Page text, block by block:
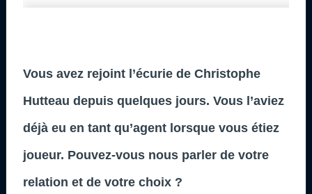
Vous avez rejoint l’écurie de Christophe
Hutteau depuis quelques jours. Vous l’aviez
déjà eu en tant qu’agent lorsque vous étiez
joueur. Pouvez-vous nous parler de votre
relation et de votre choix ?